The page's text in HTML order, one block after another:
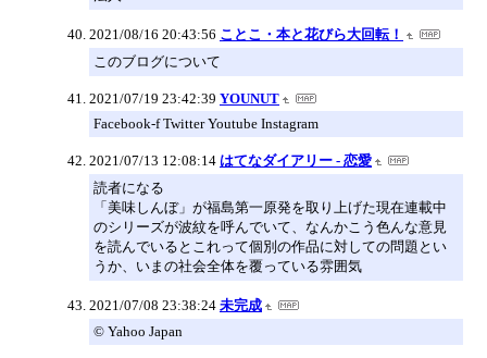
2021/08/16 20:43:56 ことこ・本と花びら大回転！
このブログについて
2021/07/19 23:42:39 YOUNUT
Facebook-f Twitter Youtube Instagram
2021/07/13 12:08:14 はてなダイアリー - 恋愛
読者になる
「美味しんぼ」が福島第一原発を取り上げた現在連載中
のシリーズが波紋を呼んでいて、なんかこう色んな意見
を読んでいるとこれって個別の作品に対しての問題とい
うか、いまの社会全体を覆っている雰囲気
2021/07/08 23:38:24 未完成
© Yahoo Japan